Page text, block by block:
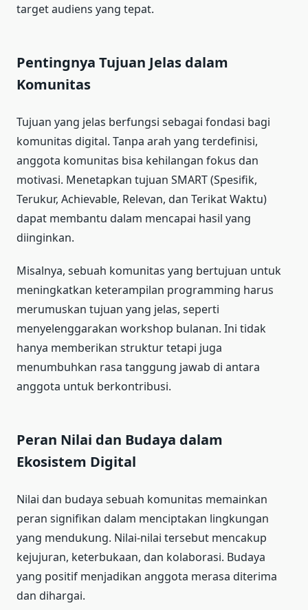
target audiens yang tepat.
Pentingnya Tujuan Jelas dalam
Komunitas
Tujuan yang jelas berfungsi sebagai fondasi bagi
komunitas digital. Tanpa arah yang terdefinisi,
anggota komunitas bisa kehilangan fokus dan
motivasi. Menetapkan tujuan SMART (Spesifik,
Terukur, Achievable, Relevan, dan Terikat Waktu)
dapat membantu dalam mencapai hasil yang
diinginkan.
Misalnya, sebuah komunitas yang bertujuan untuk
meningkatkan keterampilan programming harus
merumuskan tujuan yang jelas, seperti
menyelenggarakan workshop bulanan. Ini tidak
hanya memberikan struktur tetapi juga
menumbuhkan rasa tanggung jawab di antara
anggota untuk berkontribusi.
Peran Nilai dan Budaya dalam
Ekosistem Digital
Nilai dan budaya sebuah komunitas memainkan
peran signifikan dalam menciptakan lingkungan
yang mendukung. Nilai-nilai tersebut mencakup
kejujuran, keterbukaan, dan kolaborasi. Budaya
yang positif menjadikan anggota merasa diterima
dan dihargai.